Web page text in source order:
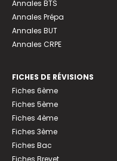
Annales BTS
Annales Prépa
Annales BUT
Annales CRPE
FICHES DE RÉVISIONS
Fiches 6ème
Fiches 5ème
Fiches 4ème
Fiches 3ème
Fiches Bac
Fiches Brevet